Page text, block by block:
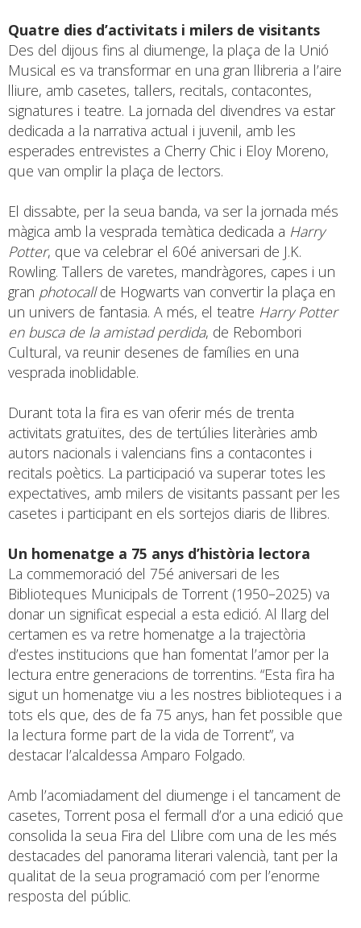
Quatre dies d’activitats i milers de visitants
Des del dijous fins al diumenge, la plaça de la Unió
Musical es va transformar en una gran llibreria a l’aire
lliure, amb casetes, tallers, recitals, contacontes,
signatures i teatre. La jornada del divendres va estar
dedicada a la narrativa actual i juvenil, amb les
esperades entrevistes a Cherry Chic i Eloy Moreno,
que van omplir la plaça de lectors.
El dissabte, per la seua banda, va ser la jornada més
màgica amb la vesprada temàtica dedicada a Harry
Potter, que va celebrar el 60é aniversari de J.K.
Rowling. Tallers de varetes, mandràgores, capes i un
gran photocallde Hogwarts van convertir la plaça en
un univers de fantasia. A més, el teatre Harry Potter
en busca de la amistad perdida, de Rebombori
Cultural, va reunir desenes de famílies en una
vesprada inoblidable.
Durant tota la fira es van oferir més de trenta
activitats gratuïtes, des de tertúlies literàries amb
autors nacionals i valencians fins a contacontes i
recitals poètics. La participació va superar totes les
expectatives, amb milers de visitants passant per les
casetes i participant en els sortejos diaris de llibres.
Un homenatge a 75 anys d’història lectora
La commemoració del 75é aniversari de les
Biblioteques Municipals de Torrent (1950–2025) va
donar un significat especial a esta edició. Al llarg del
certamen es va retre homenatge a la trajectòria
d’estes institucions que han fomentat l’amor per la
lectura entre generacions de torrentins. “Esta fira ha
sigut un homenatge viu a les nostres biblioteques i a
tots els que, des de fa 75 anys, han fet possible que
la lectura forme part de la vida de Torrent”, va
destacar l’alcaldessa Amparo Folgado.
Amb l’acomiadament del diumenge i el tancament de
casetes, Torrent posa el fermall d’or a una edició que
consolida la seua Fira del Llibre com una de les més
destacades del panorama literari valencià, tant per la
qualitat de la seua programació com per l’enorme
resposta del públic.